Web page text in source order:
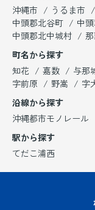
沖縄市
うるま市
中頭郡北谷町
中
中頭郡北中城村
町名から探す
知花
嘉数 与那
字前原
野嵩 字
沿線から探す
沖縄都市モノレール
駅から探す
てだこ浦西